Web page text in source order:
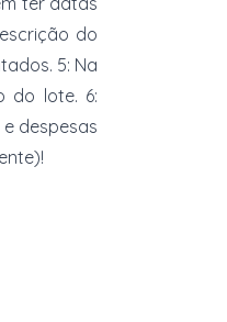
do
5: Na
do lote. 6:
despesas